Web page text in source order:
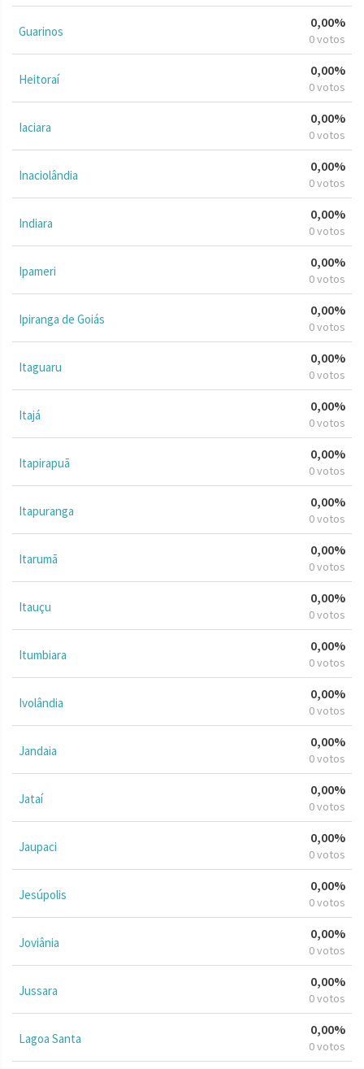
Guarinos
0,00%
0 votos
Heitoraí
0,00%
0 votos
Iaciara
0,00%
0 votos
Inaciolândia
0,00%
0 votos
Indiara
0,00%
0 votos
Ipameri
0,00%
0 votos
Ipiranga de Goiás
0,00%
0 votos
Itaguaru
0,00%
0 votos
Itajá
0,00%
0 votos
Itapirapuã
0,00%
0 votos
Itapuranga
0,00%
0 votos
Itarumã
0,00%
0 votos
Itauçu
0,00%
0 votos
Itumbiara
0,00%
0 votos
Ivolândia
0,00%
0 votos
Jandaia
0,00%
0 votos
Jataí
0,00%
0 votos
Jaupaci
0,00%
0 votos
Jesúpolis
0,00%
0 votos
Joviânia
0,00%
0 votos
Jussara
0,00%
0 votos
Lagoa Santa
0,00%
0 votos